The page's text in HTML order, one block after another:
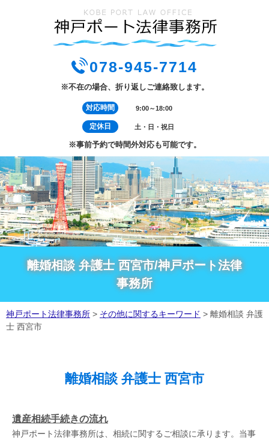
078-945-7714
※不在の場合、折り返しご連絡致します。
対応時間 9:00～18:00
定休日 土・日・祝日
※事前予約で時間外対応も可能です。
離婚相談 弁護士 西宮市/神戸ポート法律
事務所
神戸ポート法律事務所 > その他に関するキーワード > 離婚相談 弁護
士 西宮市
離婚相談 弁護士 西宮市
遺産相続手続きの流れ
神戸ポート法律事務所は、相続に関するご相談に承ります。当事